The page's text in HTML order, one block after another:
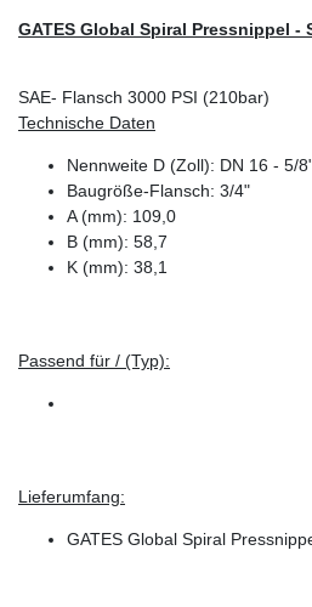
GATES Global Spiral Pressnippel -
SAE- Flansch 3000 PSI (210bar)
Technische Daten
Nennweite D (Zoll): DN 16 - 5/
Baugröße-Flansch: 3/4"
A (mm): 109,0
B (mm): 58,7
K (mm): 38,1
Passend für / (Typ):
Lieferumfang:
GATES Global Spiral